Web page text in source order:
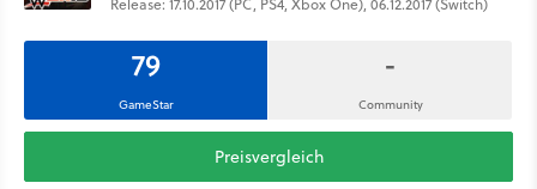
Release: 17.10.2017 (PC, PS4, Xbox One), 06.12.2017 (Switch)
79
GameStar
-
Community
Preisvergleich